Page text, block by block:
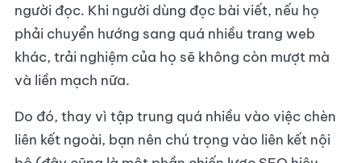
người đọc. Khi người dùng đọc bài viết, nếu họ
phải chuyển hướng sang quá nhiều trang web
khác, trải nghiệm của họ sẽ không còn mượt mà
và liền mạch nữa.
Do đó, thay vì tập trung quá nhiều vào việc chèn
liên kết ngoài, bạn nên chú trọng vào liên kết nội